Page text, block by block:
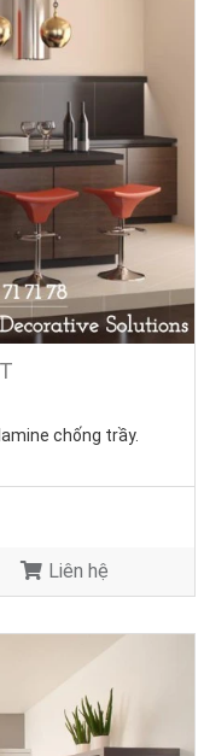
tiết, tuy nhiên mỗi công
liệu, kích thước và thiết
thi công hoàn thiện:
Gỗ Tại Nội Thất
chống trầy.
Liên hệ